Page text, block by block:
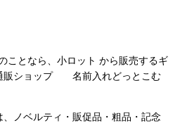
ことなら、小ロット から販売するギ
販ショップ 名前入れどっとこむ
、ノベルティ・販促品・粗品・記念